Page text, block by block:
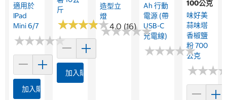
適用於
IPad
Mini 6/7
★★★★★
★★★★★
加入購物車
斤
★★★★★
★★★★★4.0 (16)
加入購物車
造型立
燈
★★★★★
★★★★★
Ah 行動
電源 (帶
USB-C
充電線)
★★★★★
★★★★★
100公克
味好美
蒜味塔
香椒鹽
粉 700
公克
★★★
★★★